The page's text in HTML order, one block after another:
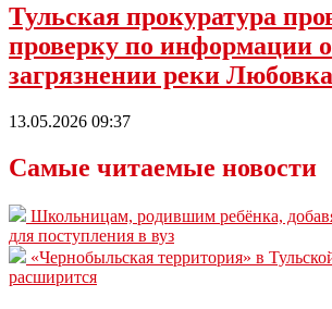
Тульская прокуратура
проверку по информации о
загрязнении реки Любовка
13.05.2026 09:37
Самые читаемые новости
Школьницам, родившим ребёнка,
для поступления в вуз
«Чернобыльская территория» в
расширится